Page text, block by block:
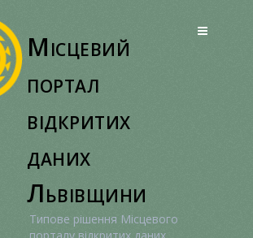
Місцевий
портал
відкритих
даних
Львівщини
Типове рішення Місцевого